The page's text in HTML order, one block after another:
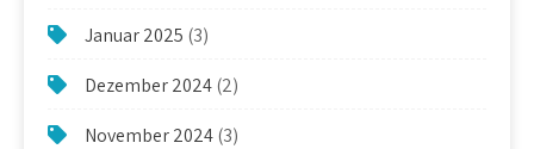
Januar 2025 (3)
Dezember 2024(2)
November 2024(3)